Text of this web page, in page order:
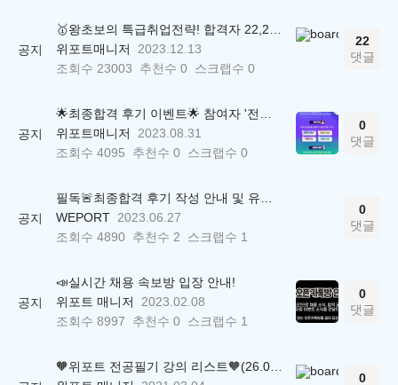
공지
위포트매니저
2023.12.13
조회수 23003 추천수 0 스크랩수 0
22
댓글
공지
위포트매니저
2023.08.31
조회수 4095 추천수 0 스크랩수 0
0
댓글
공지
WEPORT 2023.06.27
조회수 4890 추천수 2 스크랩수 1
0
댓글
공지
📣실시간 채용 속보방 입장 안내!
위포트 매니저
2023.02.08
조회수 8997 추천수 0 스크랩수 1
0
댓글
0